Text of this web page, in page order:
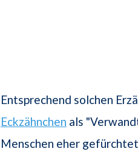
Entsprechend solchen
Eckzähnchen als
Menschen eher